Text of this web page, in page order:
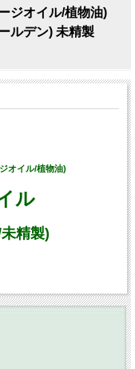
ジオイル/植物油)
ルデン) 未精製
オイル/植物油)
ル
精製)